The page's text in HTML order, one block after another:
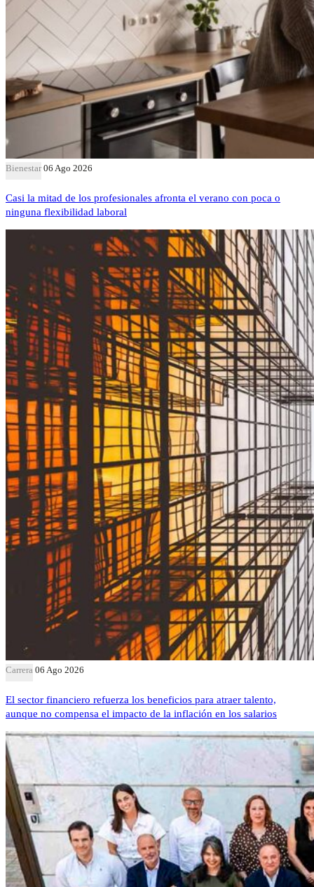
Bienestar 06 Ago 2026
Casi la mitad de los profesionales afronta el verano con poca o
ninguna flexibilidad laboral
Carrera 06 Ago 2026
El sector financiero refuerza los beneficios para atraer talento,
aunque no compensa el impacto de la inflación en los salarios